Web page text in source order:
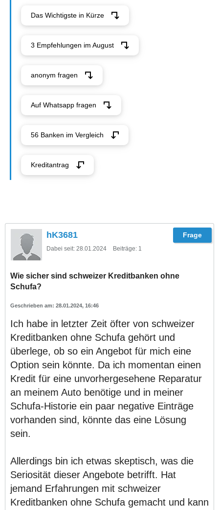
Das Wichtigste in Kürze
3 Empfehlungen im August
anonym fragen
Auf Whatsapp fragen
56 Banken im Vergleich
Kreditantrag
hK3681
Dabei seit: 28.01.2024 Beiträge: 1
Wie sicher sind schweizer Kreditbanken ohne
Schufa?
28.01.2024, 16:46
Ich habe in letzter Zeit öfter von schweizer
Kreditbanken ohne Schufa gehört und
überlege, ob so ein Angebot für mich eine
Option sein könnte. Da ich momentan einen
Kredit für eine unvorhergesehene Reparatur
an meinem Auto benötige und in meiner
Schufa-Historie ein paar negative Einträge
vorhanden sind, könnte das eine Lösung
sein.
Allerdings bin ich etwas skeptisch, was die
Seriosität dieser Angebote betrifft. Hat
jemand Erfahrungen mit schweizer
Kreditbanken ohne Schufa gemacht und kann